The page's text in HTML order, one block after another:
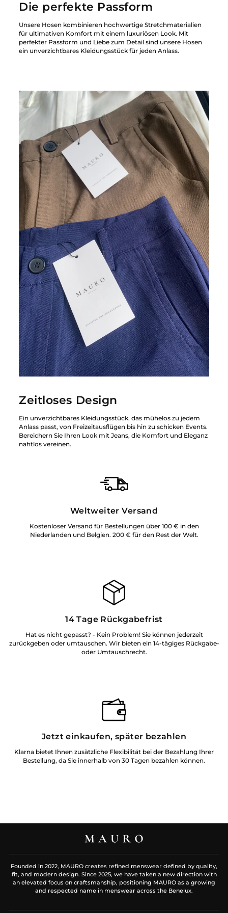
Die perfekte Passform
Unsere Hosen kombinieren hochwertige Stretchmaterialien
für ultimativen Komfort mit einem luxuriösen Look. Mit
perfekter Passform und Liebe zum Detail sind unsere Hosen
ein unverzichtbares Kleidungsstück für jeden Anlass.
Zeitloses Design
Ein unverzichtbares Kleidungsstück, das mühelos zu jedem
Anlass passt, von Freizeitausflügen bis hin zu schicken Events.
Bereichern Sie Ihren Look mit Jeans, die Komfort und Eleganz
nahtlos vereinen.
Weltweiter Versand
Kostenloser Versand für Bestellungen über 100 € in den
Niederlanden und Belgien. 200 € für den Rest der Welt.
14 Tage Rückgabefrist
Hat es nicht gepasst? - Kein Problem! Sie können jederzeit
zurückgeben oder umtauschen. Wir bieten ein 14-tägiges Rückgabe-
oder Umtauschrecht.
Jetzt einkaufen, später bezahlen
Klarna bietet Ihnen zusätzliche Flexibilität bei der Bezahlung Ihrer
Bestellung, da Sie innerhalb von 30 Tagen bezahlen können.
Founded in 2022, MAURO creates refined menswear defined by quality,
fit, and modern design. Since 2025, we have taken a new direction with
an elevated focus on craftsmanship, positioning MAURO as a growing
and respected name in menswear across the Benelux.